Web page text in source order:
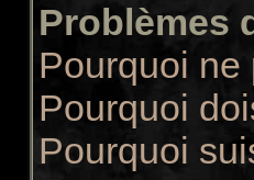
Problèmes
Pourquoi ne
Pourquoi
Pourquoi